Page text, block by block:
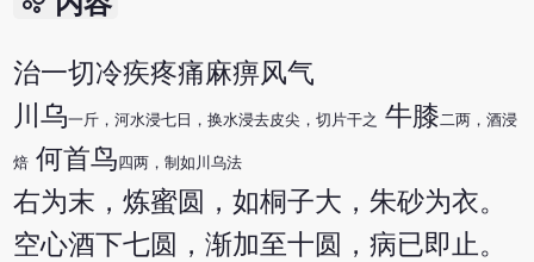
治一切冷疾疼痛麻痹风气
川乌一斤，河水浸七日，换水浸去皮尖，切片干之 牛膝二两，酒浸
焙 何首鸟四两，制如川乌法
右为末，炼蜜圆，如桐子大，朱砂为衣。
空心酒下七圆，渐加至十圆，病已即止。